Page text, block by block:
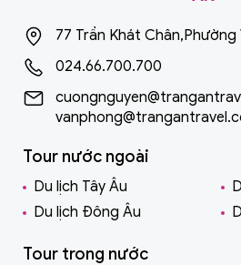
77 Trần Khát Chân,Phường
024.66.700.700
Tour nước ngoài
Du lịch Tây Âu
Du lịch Đông Âu
Tour trong nước